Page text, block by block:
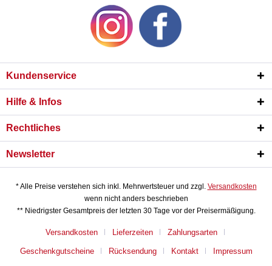
Kundenservice
Hilfe & Infos
Rechtliches
Newsletter
* Alle Preise verstehen sich inkl. Mehrwertsteuer und zzgl. Versandkosten
wenn nicht anders beschrieben
** Niedrigster Gesamtpreis der letzten 30 Tage vor der Preisermäßigung.
Versandkosten Lieferzeiten Zahlungsarten
Geschenkgutscheine Rücksendung Kontakt Impressum